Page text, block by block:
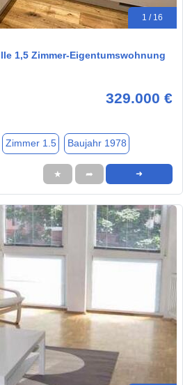
1 / 16
1,5 Zimmer-Eigentumswohnung
329.000 €
Zimmer 1.5 Baujahr 1978
★ ➦ ➜